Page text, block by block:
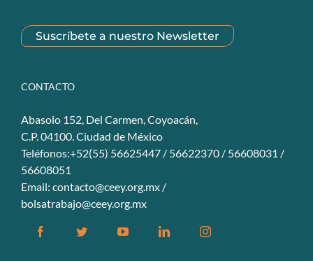
Suscríbete a nuestro Newsletter
CONTACTO
Abasolo 152, Del Carmen, Coyoacán,
C.P. 04100. Ciudad de México
Teléfonos:+52(55) 56625447 / 56622370 / 56608031 /
56608051
Email: contacto@ceey.org.mx /
bolsatrabajo@ceey.org.mx
FacebookTwitter YouTubeLinkedinInstagram